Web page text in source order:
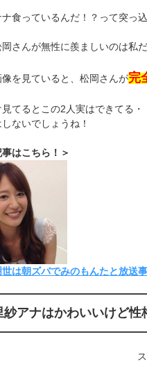
食っているんだ！？って突っ
さんが無性に羨ましいのは私
を見ていると、松岡さんが完
見てるとこの2人実はできてる
ないでしょうね！
事はこちら！＞
は朝ズバでみのもんたと放送
紗アナはかわいいけど性